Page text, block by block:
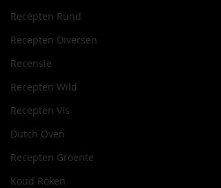
Recepten Rund
Recepten Diversen
Recensie
Recepten Wild
Recepten Vis
Dutch Oven
Recepten Groente
Koud Roken